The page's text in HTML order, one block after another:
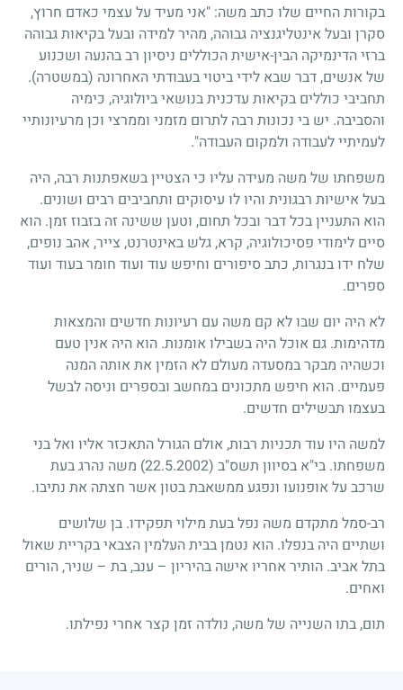
בקורות החיים שלו כתב משה: "אני מעיד על עצמי כאדם חרוץ,
סקרן ובעל אינטליגנציה גבוהה, מהיר למידה ובעל בקיאות גבוהה
ברזי הדינמיקה הבין-אישית הכוללים ניסיון רב בהנעה ושכנוע
של אנשים, דבר שבא לידי ביטוי בעבודתי האחרונה (במשטרה).
תחביבי כוללים בקיאות עדכנית בנושאי ביולוגיה, כימיה
והסביבה. יש בי נכונות רבה לתרום מזמני וממרצי וכן מרעיונותיי
לעמיתיי לעבודה ולמקום העבודה".
משפחתו של משה מעידה עליו כי הצטיין בשאפתנות רבה, היה
בעל אישיות רבגונית והיו לו עיסוקים ותחביבים רבים ושונים.
הוא התעניין בכל דבר ובכל תחום, וטען ששינה זה בזבוז זמן. הוא
סיים לימודי פסיכולוגיה, קרא, גלש באינטרנט, צייר, אהב נופים,
שלח ידו בנגרות, כתב סיפורים וחיפש עוד ועוד חומר בעוד ועוד
ספרים.
לא היה יום שבו לא קם משה עם רעיונות חדשים והמצאות
מדהימות. גם אוכל היה בשבילו אומנות. הוא היה אנין טעם
וכשהיה מבקר במסעדה מעולם לא הזמין את אותה המנה
פעמיים. הוא חיפש מתכונים במחשב ובספרים וניסה לבשל
בעצמו תבשילים חדשים.
למשה היו עוד תכניות רבות, אולם הגורל התאכזר אליו ואל בני
משפחתו. בי"א בסיוון תשס"ב (22.5.2002)
משה נהרג בעת
שרכב על אופנועו ונפגע ממשאבת בטון אשר חצתה את נתיבו.
רב-סמל מתקדם משה נפל בעת מילוי תפקידו. בן שלושים
ושתיים היה בנפלו. הוא נטמן בבית העלמין הצבאי בקריית שאול
בתל אביב. הותיר אחריו אישה בהיריון – ענב, בת – שניר, הורים
ואחים.
תום, בתו השנייה של משה, נולדה זמן קצר אחרי נפילתו.